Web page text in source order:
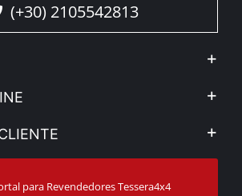
(+30) 2105542813
para Revendedores Tessera4x4